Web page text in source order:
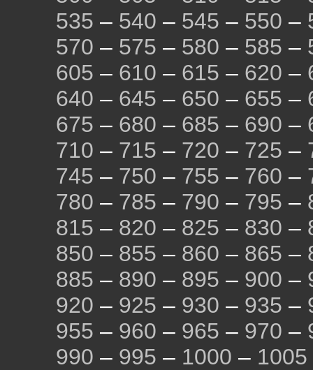
535 – 540 – 545 – 550 –
570 – 575 – 580 – 585 –
605 – 610 – 615 – 620 –
640 – 645 – 650 – 655 –
675 – 680 – 685 – 690 –
710 – 715 – 720 – 725 –
745 – 750 – 755 – 760 –
780 – 785 – 790 – 795 –
815 – 820 – 825 – 830 –
850 – 855 – 860 – 865 –
885 – 890 – 895 – 900 –
920 – 925 – 930 – 935 –
955 – 960 – 965 – 970 –
990 – 995 – 1000 – 1005